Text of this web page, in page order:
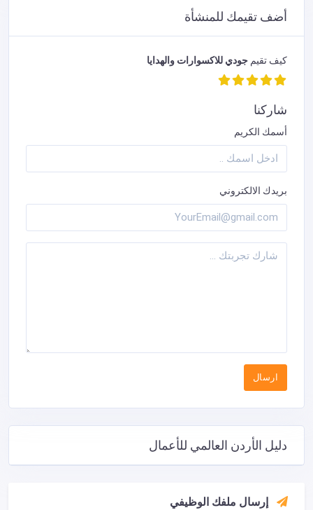
دليل الأردن العالمي للأعمال
إرسال ملفك الوظيفي
أضف تقيمك للمنشأة
كيف تقيم جودي للاكسوارات والهدايا
شاركنا
أسمك الكريم
بريدك الالكتروني